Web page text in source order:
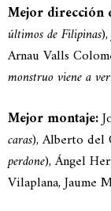
Mejor dirección
últimos de Filipinas
Arnau Valls
monstruo viene a
Mejor montaje:
caras), Alberto del
perdone), Ángel
Vilaplana, Jaume